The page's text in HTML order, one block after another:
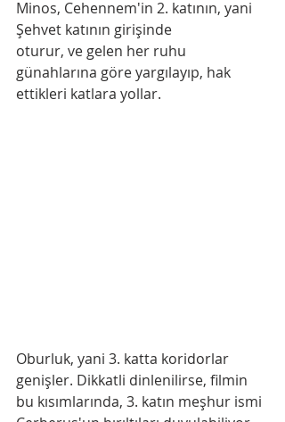
Minos, Cehennem'in 2. katının, yani
Şehvet katının girişinde
oturur, ve gelen her ruhu
günahlarına göre yargılayıp, hak
ettikleri katlara yollar.
Oburluk, yani 3. katta koridorlar
genişler. Dikkatli dinlenilirse, filmin
bu kısımlarında, 3. katın meşhur ismi